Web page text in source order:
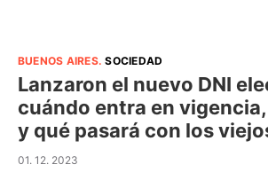
BUENOS AIRES.SOCIEDAD
Lanzaron el nuevo DNI
cuándo entra en
y qué pasará con los
01. 12. 2023